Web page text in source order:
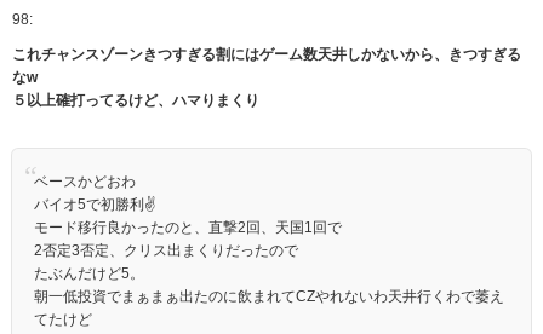
98:
これチャンスゾーンきつすぎる割にはゲーム数天井しかないから、きつすぎる
なw
５以上確打ってるけど、ハマりまくり
ベースかどおわ
バイオ5で初勝利✌️
モード移行良かったのと、直撃2回、天国1回で
2否定3否定、クリス出まくりだったので
たぶんだけど5。
朝一低投資でまぁまぁ出たのに飲まれてCZやれないわ天井行くわで萎え
てたけど